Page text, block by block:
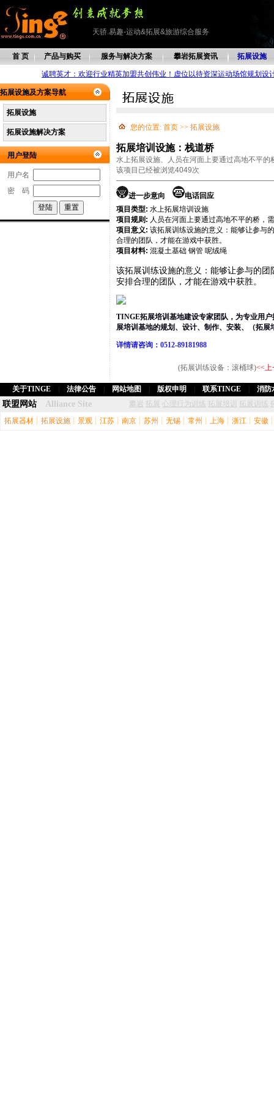
天骄.易趣-运动&拓展&旅游综合服务
首 页 产品与购买 服务与解决方案 攀岩拓展资讯 拓展设施
诚聘英才：欢迎行业精英加盟共创伟业！虚位以待资深运动场馆规划
拓展设施及方案导航
拓展设施
拓展设施解决方案
用户登陆
用户名
密 码
您的位置: 首页 >> 拓展设施
拓展培训设施：栈道桥
水上拓展设施、人员在河面上要通过高地不平的
该项目已经被浏览4049次
进一步意向
电话回应
项目类型: 水上拓展培训设施
项目规则: 人员在河面上要通过高地不平的桥，
项目意义: 该拓展训练设施的意义：能够让参与
合理的团队，才能在游戏中获胜。
项目材料: 混凝土基础 钢管 呢绒绳
该拓展训练设施的意义：能够让参与的
安排合理的团队，才能在游戏中获胜。
TINGE拓展培训基地建设专家团队，为专业用
展培训基地的规划、设计、制作、安装、（拓展
详情请咨询：0512-89181988
(拓展训练设备：滚桶球)<<上
关于TINGE 法律公告 网站地图 版权申明 联系TINGE 消防
联盟网站 Alliance Site 攀岩 拓展 心理行为训练 拓展培训 拓展训练
拓展器材 ┊ 拓展设施 ┊ 景观 ┊ 江苏 ┊ 南京 ┊ 苏州 ┊ 无锡 ┊ 常州 ┊ 上海 ┊ 浙江 ┊ 安徽